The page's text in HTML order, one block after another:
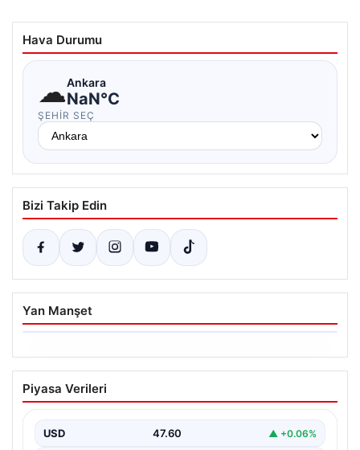
Hava Durumu
☁Ankara
NaN°C
ŞEHIR SEÇ
Bizi Takip Edin
Yan Manşet
06.08.2026
Ertuğrul Özkök’ün Hakaret İddialarına
İfade Verme Süreci
Cumhurbaşkanına hakaret iddialarıyla yürütülen
soruşturma kapsamında İstanbul Adalet…
Piyasa Verileri
USD 47.60 ▲ +0.06%